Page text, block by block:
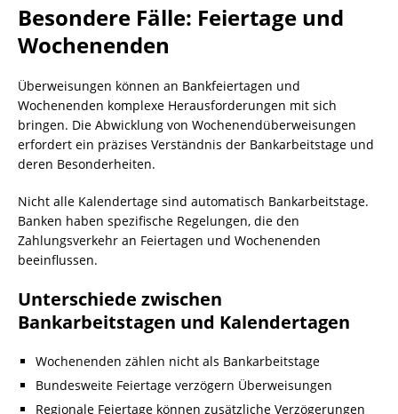
Besondere Fälle: Feiertage und
Wochenenden
Überweisungen können an Bankfeiertagen und
Wochenenden komplexe Herausforderungen mit sich
bringen. Die Abwicklung von Wochenendüberweisungen
erfordert ein präzises Verständnis der Bankarbeitstage und
deren Besonderheiten.
Nicht alle Kalendertage sind automatisch Bankarbeitstage.
Banken haben spezifische Regelungen, die den
Zahlungsverkehr an Feiertagen und Wochenenden
beeinflussen.
Unterschiede zwischen
Bankarbeitstagen und Kalendertagen
Wochenenden zählen nicht als Bankarbeitstage
Bundesweite Feiertage verzögern Überweisungen
Regionale Feiertage können zusätzliche Verzögerungen